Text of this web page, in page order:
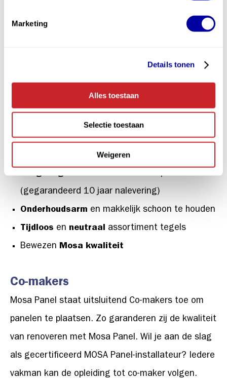
Marketing
Details tonen
Alles toestaan
Selectie toestaan
Weigeren
bouw- en renovatiesector
beter beheersbaar
Kwaliteit gegarandeerddoor uiterst precies
geplaatste tegels met dunne voegen
Verkortingvan de renovatietijd met 20-50%
geluidsarmte verwerken
Langdurige beschikbaarheidvan product
(gegarandeerd 10 jaar nalevering)
Onderhoudsarm en makkelijk schoon te houden
Tijdloos en neutraal assortiment tegels
Bewezen Mosa kwaliteit
Co-makers
Mosa Panel staat uitsluitend Co-makers toe om
panelen te plaatsen. Zo garanderen zij de kwaliteit
van renoveren met Mosa Panel. Wil je aan de slag
als gecertificeerd MOSA Panel-installateur? Iedere
vakman kan de opleiding tot co-maker volgen.